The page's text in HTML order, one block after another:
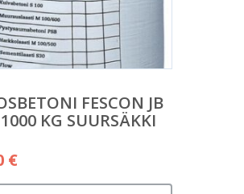
FESCON JB
KG SUURSÄKKI
€